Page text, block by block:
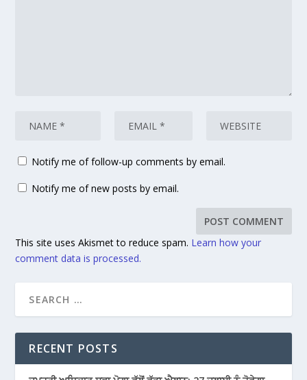
Notify me of follow-up comments by email.
Notify me of new posts by email.
This site uses Akismet to reduce spam. Learn how your
comment data is processed.
RECENT POSTS